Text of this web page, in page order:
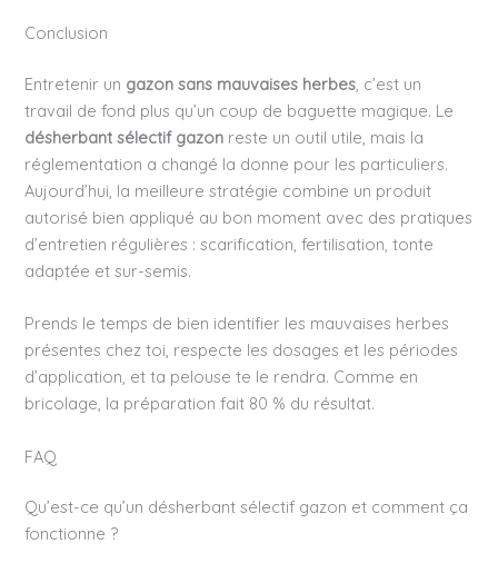
Conclusion
Entretenir un gazon sans mauvaises herbes, c’est un
travail de fond plus qu’un coup de baguette magique. Le
désherbant sélectif gazon reste un outil utile, mais la
réglementation a changé la donne pour les particuliers.
Aujourd’hui, la meilleure stratégie combine un produit
autorisé bien appliqué au bon moment avec des pratiques
d’entretien régulières : scarification, fertilisation, tonte
adaptée et sur-semis.
Prends le temps de bien identifier les mauvaises herbes
présentes chez toi, respecte les dosages et les périodes
d’application, et ta pelouse te le rendra. Comme en
bricolage, la préparation fait 80 % du résultat.
FAQ
Qu’est-ce qu’un désherbant sélectif gazon et comment ça
fonctionne ?